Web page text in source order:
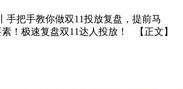
手把手教你做双11投放复盘，提前马
！极速复盘双11达人投放！ 【正文】